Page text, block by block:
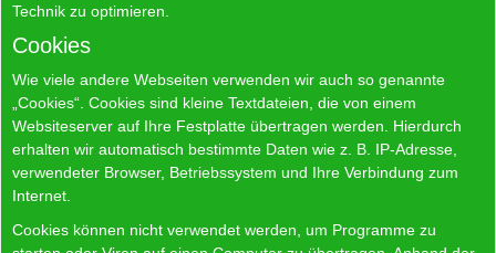
Technik zu optimieren.
Cookies
Wie viele andere Webseiten verwenden wir auch so genannte
„Cookies“. Cookies sind kleine Textdateien, die von einem
Websiteserver auf Ihre Festplatte übertragen werden. Hierdurch
erhalten wir automatisch bestimmte Daten wie z. B. IP-Adresse,
verwendeter Browser, Betriebssystem und Ihre Verbindung zum
Internet.
Cookies können nicht verwendet werden, um Programme zu